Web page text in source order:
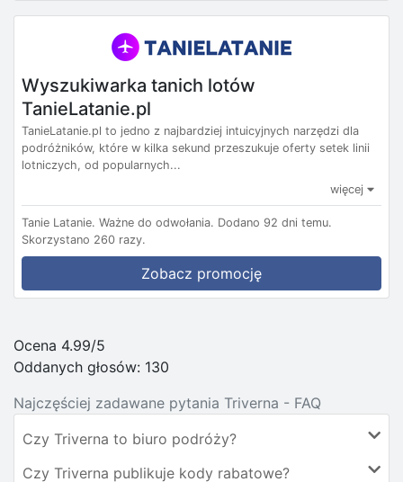
Wyszukiwarka tanich lotów
TanieLatanie.pl
TanieLatanie.pl to jedno z najbardziej intuicyjnych narzędzi dla
podróżników, które w kilka sekund przeszukuje oferty setek linii
lotniczych, od popularnych...
więcej
Tanie Latanie. Ważne do odwołania. Dodano 92 dni temu.
Skorzystano 260 razy.
Zobacz promocję
Ocena 4.99/5
Oddanych głosów: 130
Najczęściej zadawane pytania Triverna - FAQ
Czy Triverna to biuro podróży?
Czy Triverna publikuje kody rabatowe?